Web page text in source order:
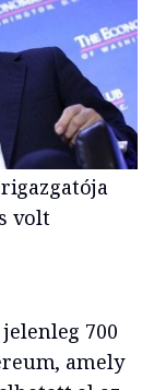
volt
700
amely